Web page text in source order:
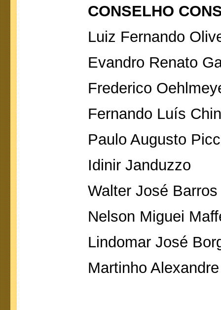
CONSELHO
Luiz Fernando
Evandro Renato
Frederico
Fernando Luís
Paulo Augusto
Idinir Janduzzo
Walter José
Nelson Miguei
Lindomar José
Martinho